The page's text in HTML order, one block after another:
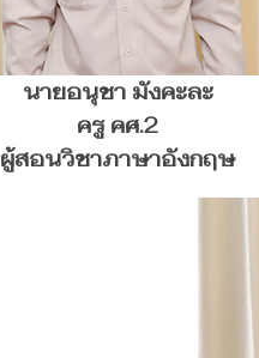
นายอนุชา มังคะละ
ครู คศ.2
ผู้สอนวิชาภาษาอังกฤษ